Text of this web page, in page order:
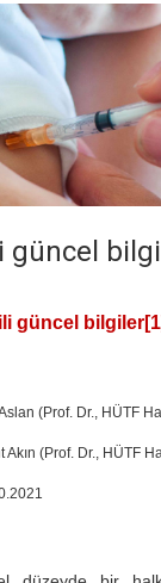
güncel
güncel bilgiler
(Prof. Dr., HÜTF
Akın (Prof. Dr., HÜTF